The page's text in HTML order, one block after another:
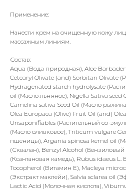
Применение:
Нанести крем на очищенную кожу
массажным линиям.
Состав:
Aqua (Вода природная), Aloe
Cetearyl Olivate (and) Sorbitan Olivate
Hydragenated starch hydrolysate
oil (Масло льняное), Nigella Sativa seed
Camelina sativa Seed Oil (Масло
Olea Europaea (Olive) Fruit Oil (and)
Unsaponifiables (Растительный со-
(Масло оливковое), Triticum vulgare
пшеницы), Argania spinosa kernel oil
(Сквалан), Benzyl Alcohol
(Ксантановая камедь), Rubus idaeus L.
Tocopherol (Витамин Е), Macleya
(Экстракт маклейи), Salvia sclarea oil
Lactic Acid (Молочная кислота),